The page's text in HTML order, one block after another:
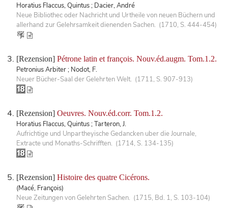
Horatius Flaccus, Quintus ; Dacier, André
Neue Bibliothec oder Nachricht und Urtheile von neuen Büchern und
allerhand zur Gelehrsamkeit dienenden Sachen. (1710, S. 444-454)
[Rezension] Pétrone latin et françois. Nouv.éd.augm. Tom.1.2.
Petronius Arbiter ; Nodot, F.
Neuer Bücher-Saal der Gelehrten Welt. (1711, S. 907-913)
[Rezension] Oeuvres. Nouv.éd.corr. Tom.1.2.
Horatius Flaccus, Quintus ; Tarteron, J.
Aufrichtige und Unpartheyische Gedancken uber die Journale,
Extracte und Monaths-Schrifften. (1714, S. 134-135)
[Rezension] Histoire des quatre Cicérons.
(Macé, François)
Neue Zeitungen von Gelehrten Sachen. (1715, Bd. 1, S. 103-104)